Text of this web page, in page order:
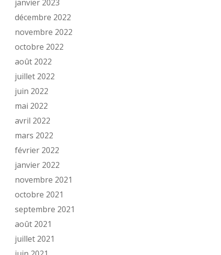
janvier 2023
décembre 2022
novembre 2022
octobre 2022
août 2022
juillet 2022
juin 2022
mai 2022
avril 2022
mars 2022
février 2022
janvier 2022
novembre 2021
octobre 2021
septembre 2021
août 2021
juillet 2021